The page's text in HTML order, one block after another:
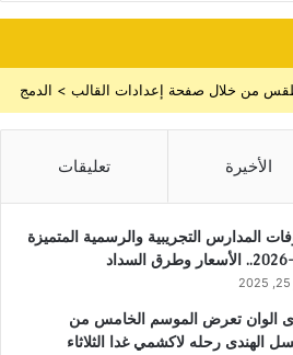
الأخيرة تعليقات
المدارس التجريبية والرسمية المتميزة
الوان تعرض الموسم الخامس من
الهندى رحله لاكشمي غدا الثلاثاء